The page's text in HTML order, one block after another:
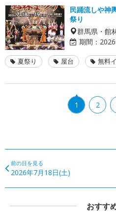
民踊流しや神
祭り
群馬県・館
期間：
夏祭り 屋台 無料
1 2
前の日を見る
2026年7月18日(土)
おすす